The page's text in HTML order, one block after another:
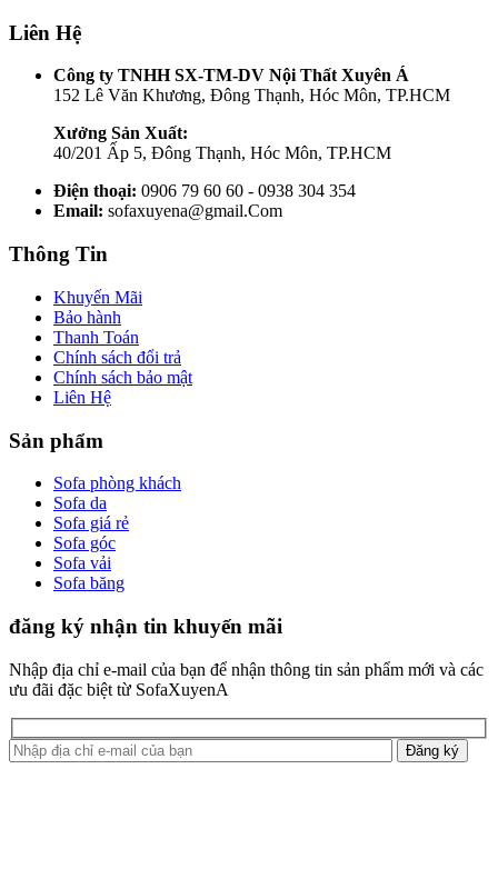
Liên Hệ
Công ty TNHH SX-TM-DV Nội Thất Xuyên Á
152 Lê Văn Khương, Đông Thạnh, Hóc Môn, TP.HCM
Xưởng Sản Xuất:
40/201 Ấp 5, Đông Thạnh, Hóc Môn, TP.HCM
Điện thoại: 0906 79 60 60 - 0938 304 354
Email: sofaxuyena@gmail.Com
Thông Tin
Khuyến Mãi
Bảo hành
Thanh Toán
Chính sách đổi trả
Chính sách bảo mật
Liên Hệ
Sản phẩm
Sofa phòng khách
Sofa da
Sofa giá rẻ
Sofa góc
Sofa vải
Sofa băng
đăng ký nhận tin khuyến mãi
Nhập địa chỉ e-mail của bạn để nhận thông tin sản phẩm mới và các
ưu đãi đặc biệt từ SofaXuyenA